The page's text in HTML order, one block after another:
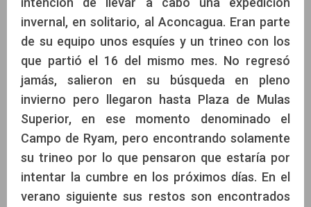
invernal, en solitario, al Aconcagua. Eran parte
de su equipo unos esquíes y un trineo con los
que partió el 16 del mismo mes. No regresó
jamás, salieron en su búsqueda en pleno
invierno pero llegaron hasta Plaza de Mulas
Superior, en ese momento denominado el
Campo de Ryam, pero encontrando solamente
su trineo por lo que pensaron que estaría por
intentar la cumbre en los próximos días. En el
verano siguiente sus restos son encontrados